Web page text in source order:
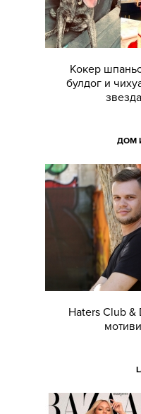
Кокер
булдог и
ДОМ
Haters Club &